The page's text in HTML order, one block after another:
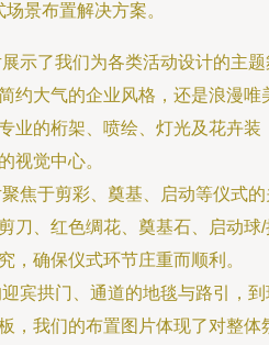
景布置解决方案。
示了我们为各类活动设计的主题
约大气的企业风格，还是浪漫唯
业的桁架、喷绘、灯光及花卉装
视觉中心。
焦于剪彩、奠基、启动等仪式的
刀、红色绸花、奠基石、启动球/
，确保仪式环节庄重而顺利。
宾拱门、通道的地毯与路引，到
，我们的布置图片体现了对整体